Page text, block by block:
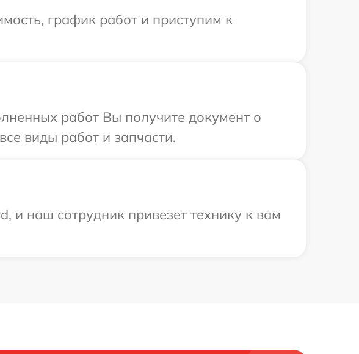
график работ и приступим к
работ Вы получите документ о
виды работ и запчасти.
наш сотрудник привезет технику к вам